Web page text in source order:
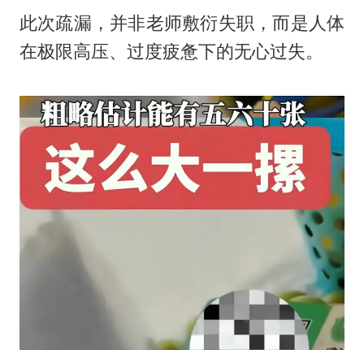
此次疏漏，并非老师敷衍失职，而是人体
在极限高压、过度疲惫下的无心过失。